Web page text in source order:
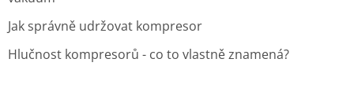
Jak správně udržovat kompresor
Hlučnost kompresorů - co to vlastně znamená?